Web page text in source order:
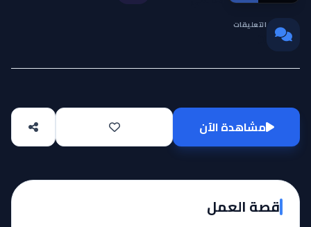
التعليقات
مشاهدة الآن
قصة العمل